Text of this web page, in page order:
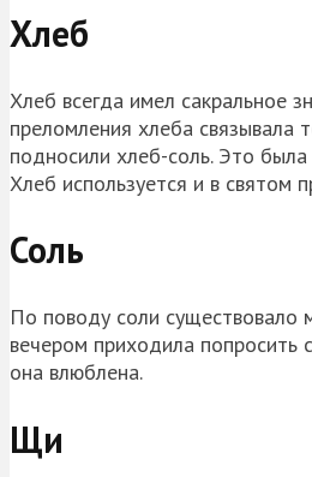
Хлеб
Хлеб всегда имел сакральное
преломления хлеба связывала
подносили хлеб-соль. Это
Хлеб используется и в святом
Соль
По поводу соли существовало
вечером приходила попросить
она влюблена.
Щи